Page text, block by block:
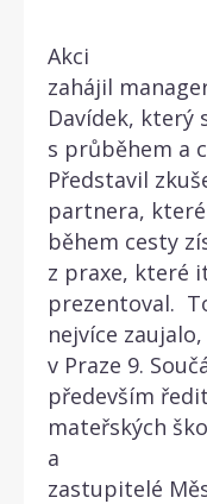
Akci
zahájil
Davídek, který
s průběhem a
Představil
partnera,
během cesty
z praxe, které
prezentoval.
nejvíce
v Praze 9.
především
mateřských
a
zastupitelé